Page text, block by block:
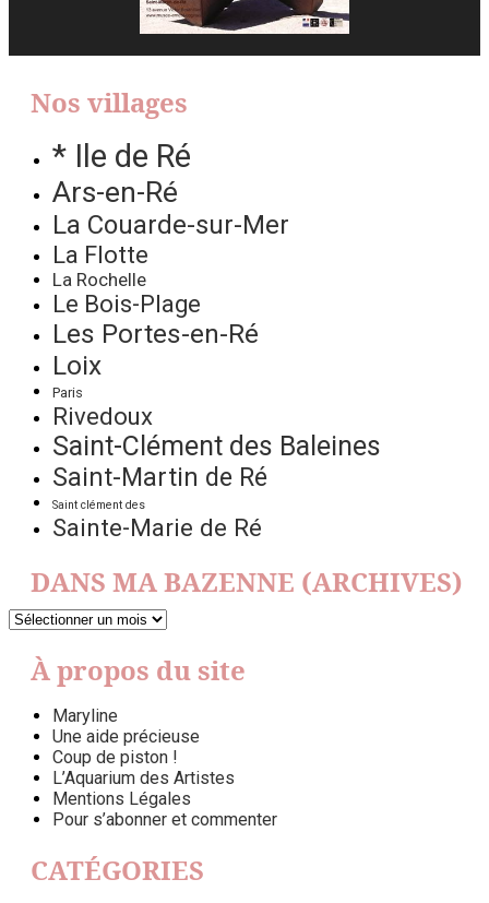
Nos villages
* Ile de Ré
Ars-en-Ré
La Couarde-sur-Mer
La Flotte
La Rochelle
Le Bois-Plage
Les Portes-en-Ré
Loix
Paris
Rivedoux
Saint-Clément des Baleines
Saint-Martin de Ré
Saint clément des
Sainte-Marie de Ré
DANS MA BAZENNE (ARCHIVES)
DANS
BAZENNE
(ARCHIVES)
À propos du site
Maryline
Une aide précieuse
Coup de piston !
L’Aquarium des Artistes
Mentions Légales
Pour s’abonner et commenter
CATÉGORIES